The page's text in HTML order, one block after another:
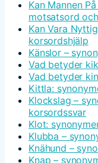
Kan Mannen
motsatsord
Kan Vara
korsordshjälp
Känslor –
Vad betyder
Vad betyder
Kittla:
Klockslag –
korsordssvar
Klot:
Klubba –
Knähund –
Knap –